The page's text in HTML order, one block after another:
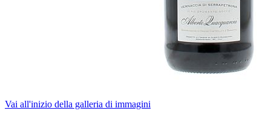
Vai all'inizio della galleria di immagini